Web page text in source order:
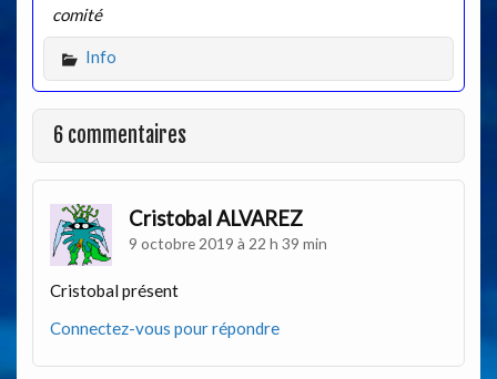
comité
Info
6 commentaires
Cristobal ALVAREZ
9 octobre 2019 à 22 h 39 min
Cristobal présent
Connectez-vous pour répondre